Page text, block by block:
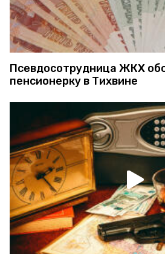
Псевдосотрудница ЖКХ
пенсионерку в Тихвине